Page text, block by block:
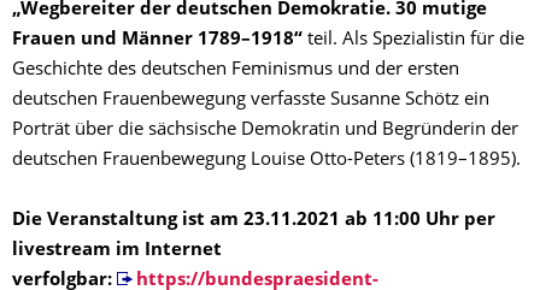
„Wegbereiter der deutschen Demokratie. 30 mutige
Frauen und Männer 1789–1918“ teil. Als Spezialistin für die
Geschichte des deutschen Feminismus und der ersten
deutschen Frauenbewegung verfasste Susanne Schötz ein
Porträt über die sächsische Demokratin und Begründerin der
deutschen Frauenbewegung Louise Otto-Peters (1819–1895).
Die Veranstaltung ist am 23.11.2021 ab 11:00 Uhr per
livestream im Internet
verfolgbar:
https://bundespraesident-